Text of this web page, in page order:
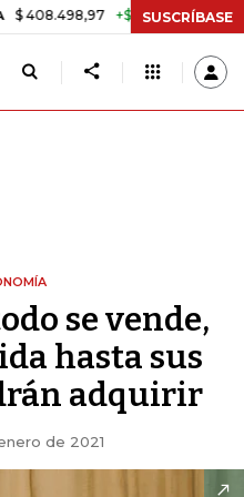
+$ 8.753,81 +2,19%
SUSCRÍBASE
se vende,
hasta sus
adquirir
de 2021